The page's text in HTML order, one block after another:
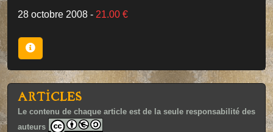
28 octobre 2008 - 21.00 €
ARTICLES
Le contenu de chaque article est de la seule responsabilité des
auteurs